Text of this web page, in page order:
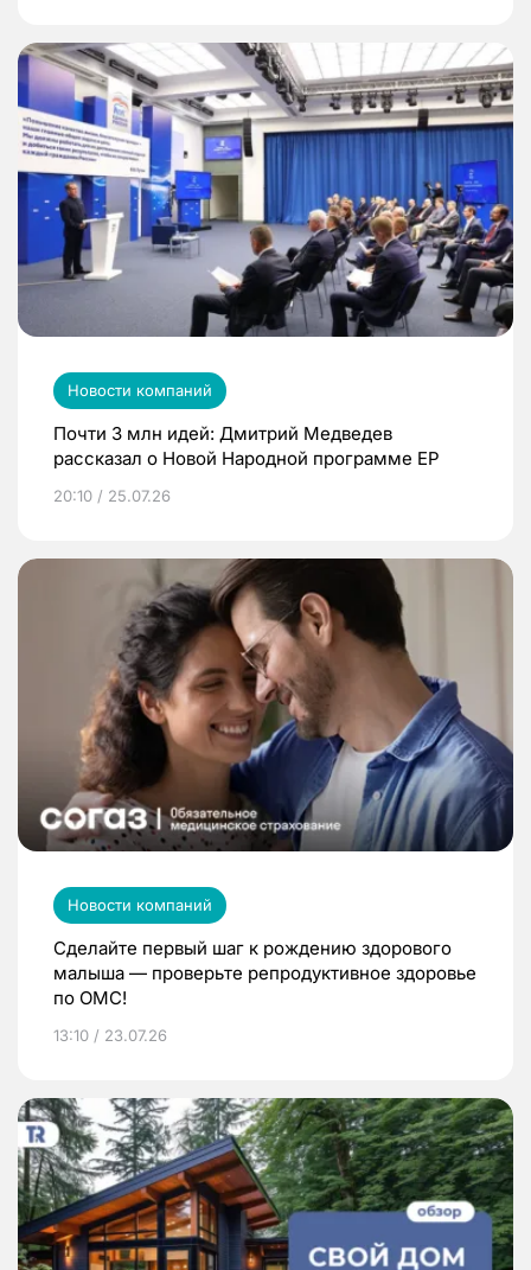
Новости компаний
Почти 3 млн идей: Дмитрий Медведев
рассказал о Новой Народной программе ЕР
20:10 / 25.07.26
Новости компаний
Сделайте первый шаг к рождению здорового
малыша — проверьте репродуктивное здоровье
по ОМС!
13:10 / 23.07.26